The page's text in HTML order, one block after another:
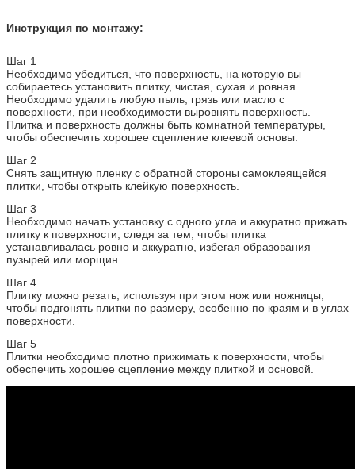
Инструкция по монтажу:
Шаг 1
Необходимо убедиться, что поверхность, на которую вы
собираетесь установить плитку, чистая, сухая и ровная.
Необходимо удалить любую пыль, грязь или масло с
поверхности, при необходимости выровнять поверхность.
Плитка и поверхность должны быть комнатной температуры,
чтобы обеспечить хорошее сцепление клеевой основы.
Шаг 2
Снять защитную пленку с обратной стороны самоклеящейся
плитки, чтобы открыть клейкую поверхность.
Шаг 3
Необходимо начать установку с одного угла и аккуратно прижать
плитку к поверхности, следя за тем, чтобы плитка
устанавливалась ровно и аккуратно, избегая образования
пузырей или морщин.
Шаг 4
Плитку можно резать, используя при этом нож или ножницы,
чтобы подгонять плитки по размеру, особенно по краям и в углах
поверхности.
Шаг 5
Плитки необходимо плотно прижимать к поверхности, чтобы
обеспечить хорошее сцепление между плиткой и основой.